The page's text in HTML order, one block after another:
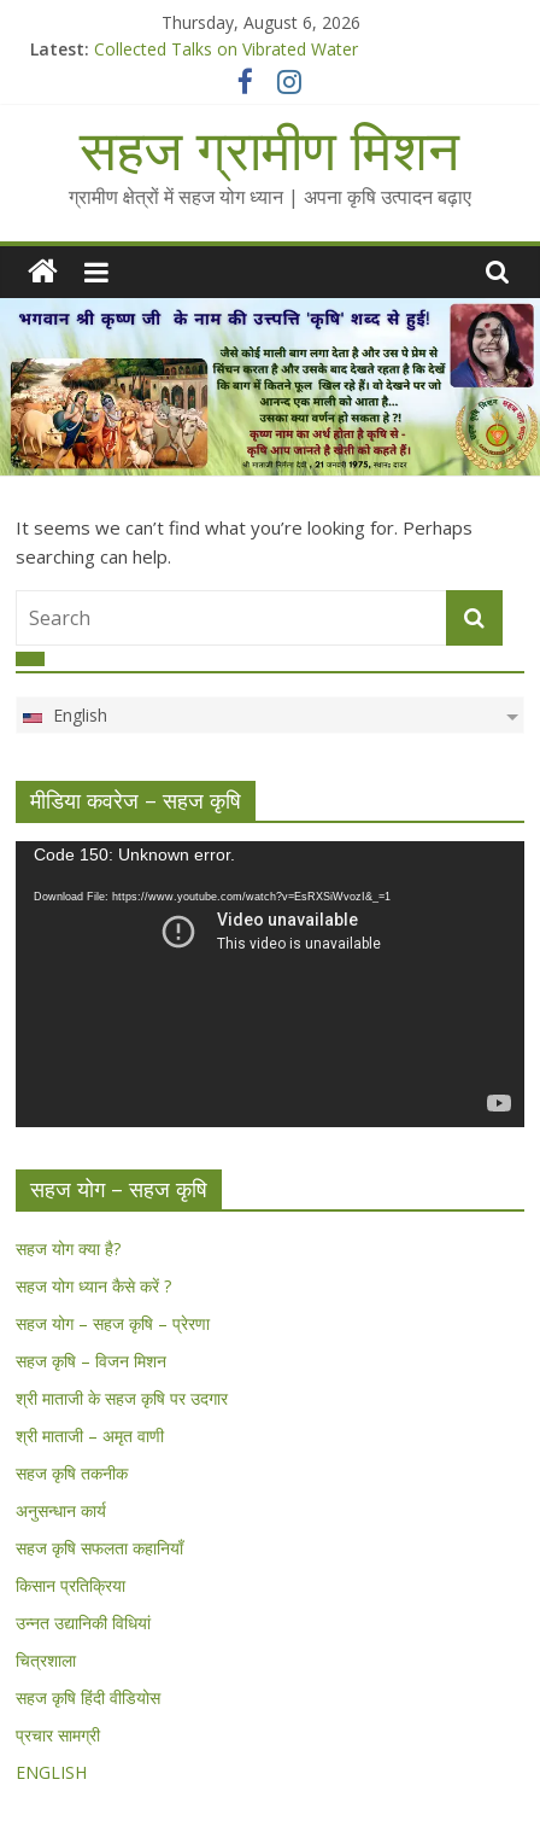
Thursday, August 6, 2026
Latest: Collected Talks on Vibrated Water
सहज कृषि प्रचार-प्रसार किट
Standee Designs @ 2025 for Sahaj Krishi Promotions
Chalo Gaon Ki Or Abhiyaan - 2025-26
सहज ग्रामीण मिशन
ग्रामीण क्षेत्रों में सहज योग ध्यान | अपना कृषि उत्पादन बढ़ाए
It seems we can’t find what you’re looking for. Perhaps
searching can help.
English
मीडिया कवरेज – सहज कृषि
Video
Code 150: Unknown error.
Download File: https://www.youtube.com/watch?v=EsRXSiWvozI&_=1
सहज योग – सहज कृषि
सहज योग क्या है?
सहज योग ध्यान कैसे करें ?
सहज योग – सहज कृषि – प्रेरणा
सहज कृषि – विजन मिशन
श्री माताजी के सहज कृषि पर उदगार
श्री माताजी – अमृत वाणी
सहज कृषि तकनीक
अनुसन्धान कार्य
सहज कृषि सफलता कहानियाँ
किसान प्रतिक्रिया
उन्नत उद्यानिकी विधियां
चित्रशाला
सहज कृषि हिंदी वीडियोस
प्रचार सामग्री
ENGLISH